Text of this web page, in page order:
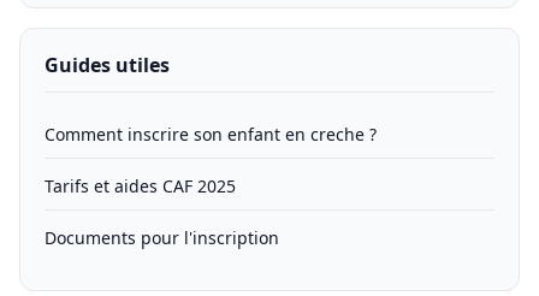
Guides utiles
Comment inscrire son enfant en creche ?
Tarifs et aides CAF 2025
Documents pour l'inscription